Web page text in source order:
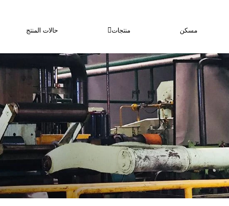
مسكن منتجات حالات المنتج